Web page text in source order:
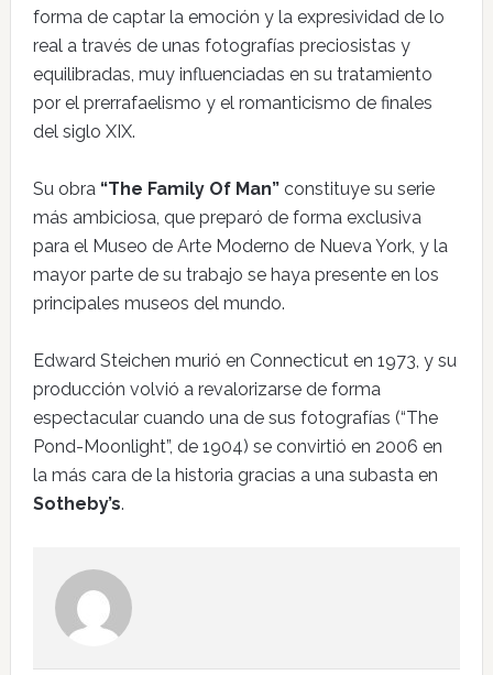
forma de captar la emoción y la expresividad de lo
real a través de unas fotografías preciosistas y
equilibradas, muy influenciadas en su tratamiento
por el prerrafaelismo y el romanticismo de finales
del siglo XIX.
Su obra “The Family Of Man”constituye su serie
más ambiciosa, que preparó de forma exclusiva
para el Museo de Arte Moderno de Nueva York, y la
mayor parte de su trabajo se haya presente en los
principales museos del mundo.
Edward Steichen murió en Connecticut en 1973, y su
producción volvió a revalorizarse de forma
espectacular cuando una de sus fotografías (“The
Pond-Moonlight”, de 1904) se convirtió en 2006 en
la más cara de la historia gracias a una subasta en
Sotheby’s.